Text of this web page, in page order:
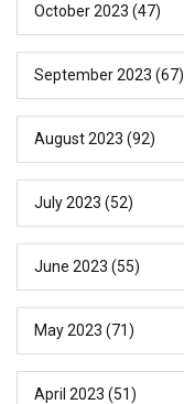
October 2023 (47)
September 2023 (67)
August 2023 (92)
July 2023 (52)
June 2023 (55)
May 2023 (71)
April 2023 (51)